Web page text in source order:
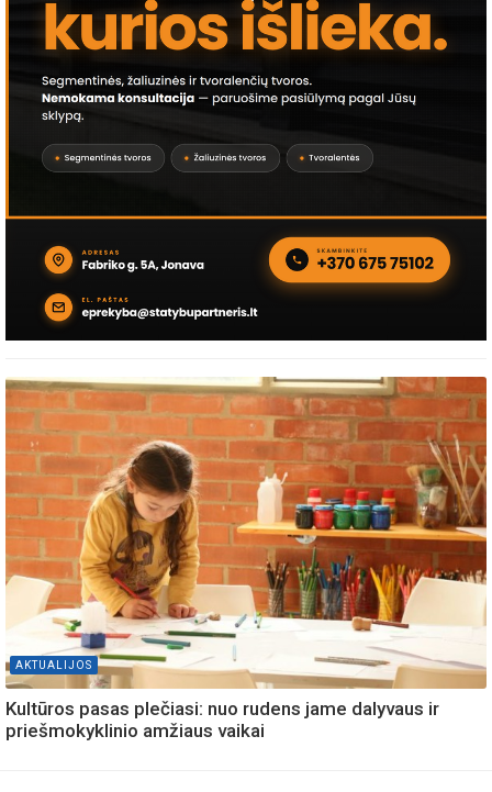
AKTUALIJOS
Kultūros pasas plečiasi: nuo rudens jame dalyvaus ir
priešmokyklinio amžiaus vaikai